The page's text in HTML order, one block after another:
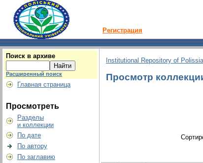
Регистрация
Поиск в архиве
Расширенный поиск
Главная страница
Просмотреть
Разделы
и коллекции
По дате
По автору
По заглавию
Institutional Repository of
Просмотр